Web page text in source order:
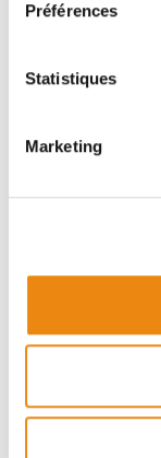
Préférences
Statistiques
Marketing